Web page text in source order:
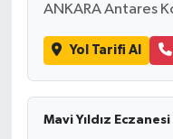
ANKARA Antares
Yol Tarifi Al
Mavi Yıldız Eczanesi